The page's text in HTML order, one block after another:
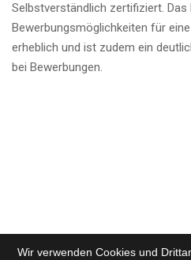
Selbstverständlich zertifiziert.
Bewerbungsmöglichkeiten für
erheblich und ist zudem ein
bei Bewerbungen.
Wir verwenden Cookies und